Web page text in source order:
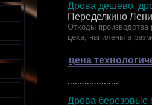
Дрова дешево,
Переделкино
Отходы производства
цеха, напилены в
цена
.....................
Дрова березовые